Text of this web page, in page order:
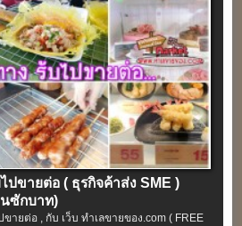
ปขายต่อ ( ธุรกิจค้าส่ง SME )
นซักบาท)
ายต่อ , กับ เว็บ ทำเลขายของ.com ( FREE